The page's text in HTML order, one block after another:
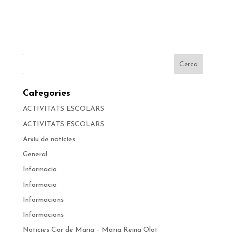
Categories
ACTIVITATS ESCOLARS
ACTIVITATS ESCOLARS
Arxiu de notícies
General
Informacio
Informacio
Informacions
Informacions
Noticies Cor de Maria – Maria Reina Olot